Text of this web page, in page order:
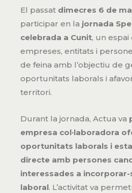
El passat dimecres 6 de
participar en la jornada
celebrada a Cunit, un
empreses, entitats i
de feina amb l’objectiu de
oportunitats laborals i
territori.
Durant la jornada, Actua va
empresa col·laboradora
oportunitats laborals i
directe amb persones
interessades a
laboral. L’activitat va